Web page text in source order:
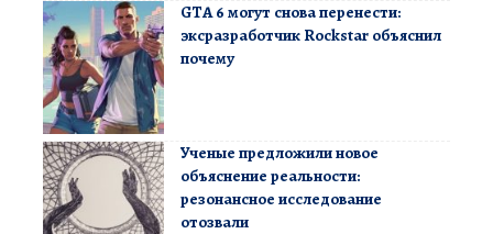
GTA 6 могут снова перенести:
эксразработчик Rockstar объяснил
почему
Ученые предложили новое
объяснение реальности:
резонансное исследование
отозвали